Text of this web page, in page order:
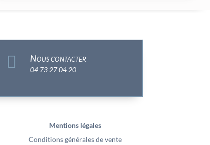
 Nous contacter
04 73 27 04 20
Mentions légales
Conditions générales de vente